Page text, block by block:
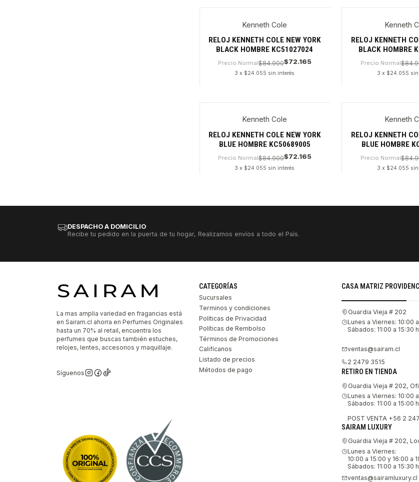
Kenneth Cole
RELOJ KENNETH COLE NEW YORK
BLACK HOMBRE KC51027024
Precio Normal$84.900$72.165
3 x $24.055 sin interés
Kenneth
RELOJ KENNETH
BLACK HOMBRE
Precio Normal
3 x $24.055 sin
Kenneth Cole
RELOJ KENNETH COLE NEW YORK
BLUE HOMBRE KC50689005
Precio Normal$84.900$72.165
3 x $24.055 sin interés
Kenneth
RELOJ KENNETH
BLUE HOMBRE
Precio Normal
3 x $24.055 sin
DESPACHO A DOMICILIO
Recibe tu pedido en la puerta de tu hogar, Realizamos envíos a todo el País.
La mas amplia variedad en fragancias está
en Sairam.cl ahorra en Perfumes Originales
hasta un 70% al retail, encuentra los
perfumes que buscas también estuches,
relojes, lentes, accesorios y maquillaje.
Síguenos
CATEGORÍAS
Sucursales
Terminos y condiciones
Políticas de Privacidad
Políticas de Rembolso
Términos de Promociones
Califícanos
Listado de precios
Métodos de pago
CASA MATRIZ
Guardia Vieja # 202
Lunes a Viernes: 10:00
Sábados: 11:00 a 15:30
ventas@sairam.cl
2 2479 3515
RETIRO EN TIENDA
Guardia Vieja # 202,
Lunes a Viernes: 10:00
Sábados: 11:00 a 15:00
POST VENTA +56 2
SAIRAM LUXURY
Guardia Vieja # 202,
Lunes a Viernes:
10:00 a 15:00 y 16:00 a
Sábados: 11:00 a 15:30
ventas@sairamluxury.cl